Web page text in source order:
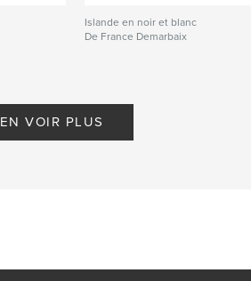
Islande en noir et blanc
De France Demarbaix
EN VOIR PLUS